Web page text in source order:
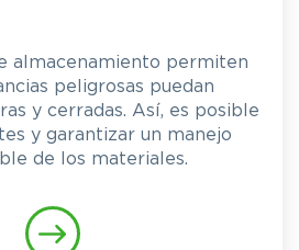
almacenamiento permiten
peligrosas puedan
y cerradas. Así, es posible
y garantizar un manejo
de los materiales.